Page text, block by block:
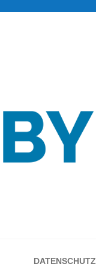
DATENSCHUTZ